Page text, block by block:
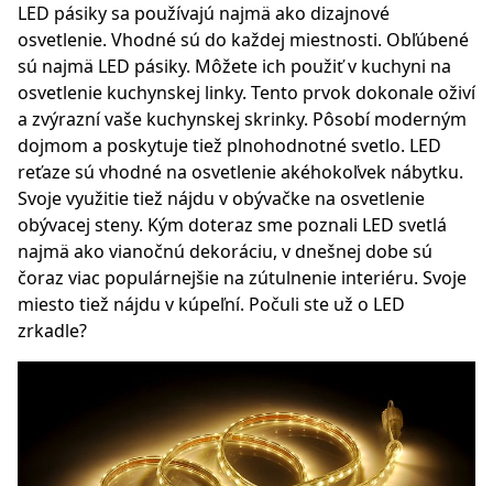
LED pásiky sa používajú najmä ako dizajnové
osvetlenie. Vhodné sú do každej miestnosti. Obľúbené
sú najmä LED pásiky. Môžete ich použiť v kuchyni na
osvetlenie kuchynskej linky. Tento prvok dokonale oživí
a zvýrazní vaše kuchynskej skrinky. Pôsobí moderným
dojmom a poskytuje tiež plnohodnotné svetlo. LED
reťaze sú vhodné na osvetlenie akéhokoľvek nábytku.
Svoje využitie tiež nájdu v obývačke na osvetlenie
obývacej steny. Kým doteraz sme poznali LED svetlá
najmä ako vianočnú dekoráciu, v dnešnej dobe sú
čoraz viac populárnejšie na zútulnenie interiéru. Svoje
miesto tiež nájdu v kúpeľní. Počuli ste už o LED
zrkadle?